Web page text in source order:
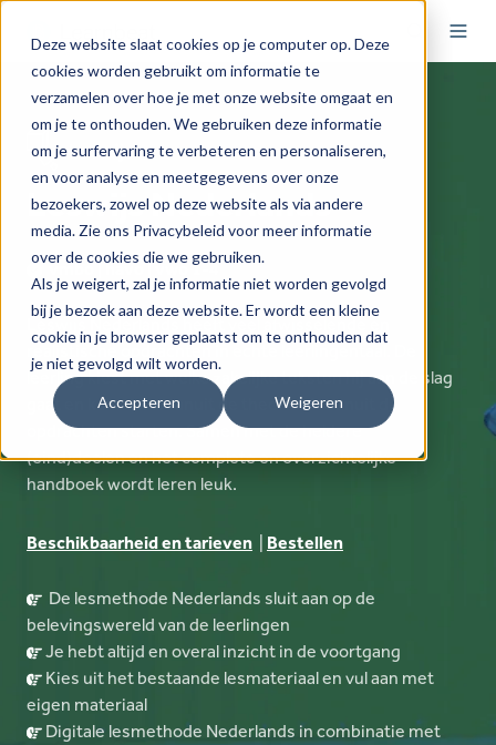
Deze website slaat cookies op je computer op. Deze
cookies worden gebruikt om informatie te
verzamelen over hoe je met onze website omgaat en
om je te onthouden. We gebruiken deze informatie
om je surfervaring te verbeteren en personaliseren,
en voor analyse en meetgegevens over onze
bezoekers, zowel op deze website als via andere
media. Zie ons Privacybeleid voor meer informatie
over de cookies die we gebruiken.
Als je weigert, zal je informatie niet worden gevolgd
bij je bezoek aan deze website. Er wordt een kleine
cookie in je browser geplaatst om te onthouden dat
je niet gevolgd wilt worden.
Accepteren Weigeren
Leswijs Nederlands
vmbo | havo | vwo 1-4
Leswijs Nederlands heeft veel afwisselende en
realistische opdrachten in echte leerlingentaal. De
leerling kiest met welke zakelijke teksten hij aan de slag
gaat en
kan zowel vanuit de theorie als vanuit de
opdrachten starten. Samen met de heldere
(eind)doelen en het complete en overzichtelijke
handboek wordt leren leuk.
Beschikbaarheid en tarieven Bestellen
De lesmethode Nederlands sluit aan op de
belevingswereld van de leerlingen
Je hebt altijd en overal inzicht in de voortgang
Kies uit het bestaande lesmateriaal en vul aan met
eigen materiaal
Digitale lesmethode Nederlands in combinatie met